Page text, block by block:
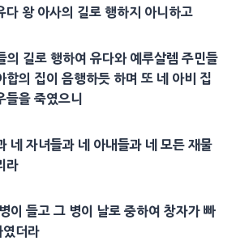
다 왕 아사의 길로 행하지 아니하고
의 길로 행하여 유다와 예루살렘 주민들
합의 집이 음행하듯 하며 또 네 아비 집
들을 죽였으니
네 자녀들과 네 아내들과 네 모든 재물
라
이 들고 그 병이 날로 중하여 창자가 빠
였더라